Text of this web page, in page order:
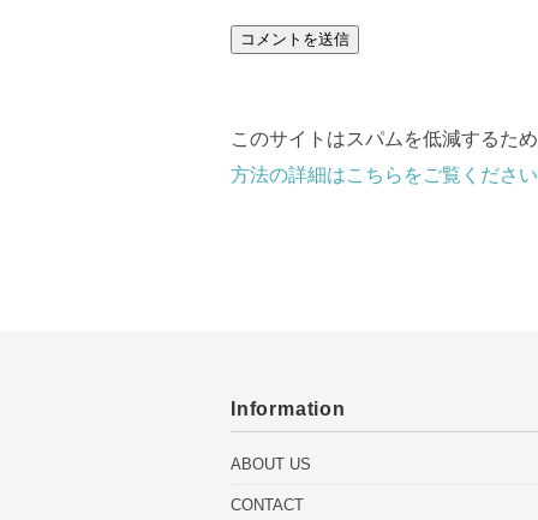
このサイトはスパムを低減するた
方法の詳細はこちらをご覧ください
Information
ABOUT US
CONTACT